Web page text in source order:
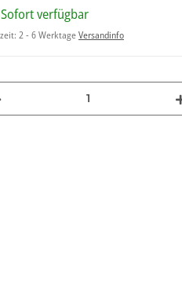
Sofort verfügbar
2 - 6 WerktageVersandinfo